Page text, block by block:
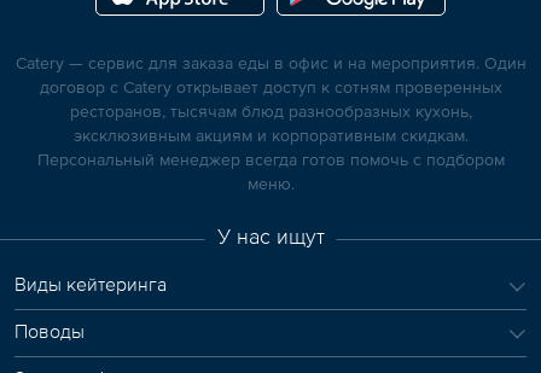
Catery — сервис для заказа еды в офис и на мероприятия. Один
договор с Catery открывает доступ к сотням проверенных
ресторанов, тысячам блюд разнообразных кухонь,
эксклюзивным акциям и корпоративным скидкам.
Персональный менеджер всегда готов помочь с подбором
меню.
У нас ищут
Виды кейтеринга
Поводы